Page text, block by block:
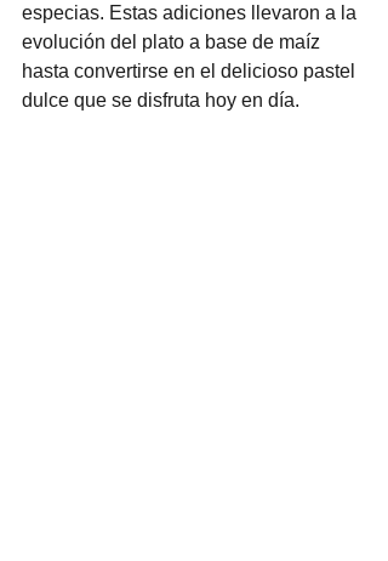
especias. Estas adiciones llevaron a la
evolución del plato a base de maíz
hasta convertirse en el delicioso pastel
dulce que se disfruta hoy en día.